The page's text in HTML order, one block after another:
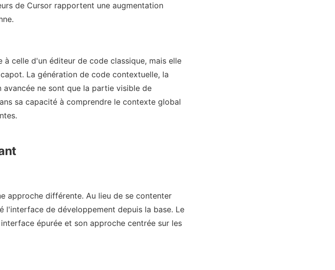
de Cursor rapportent une augmentation
celle d'un éditeur de code classique, mais elle
La génération de code contextuelle, la
ne sont que la partie visible de
sa capacité à comprendre le contexte global
approche différente. Au lieu de se contenter
l'interface de développement depuis la base. Le
épurée et son approche centrée sur les